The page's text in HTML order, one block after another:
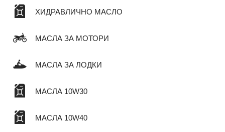
ХИДРАВЛИЧНО МАСЛО
МАСЛА ЗА МОТОРИ
МАСЛА ЗА ЛОДКИ
МАСЛА 10W30
МАСЛА 10W40